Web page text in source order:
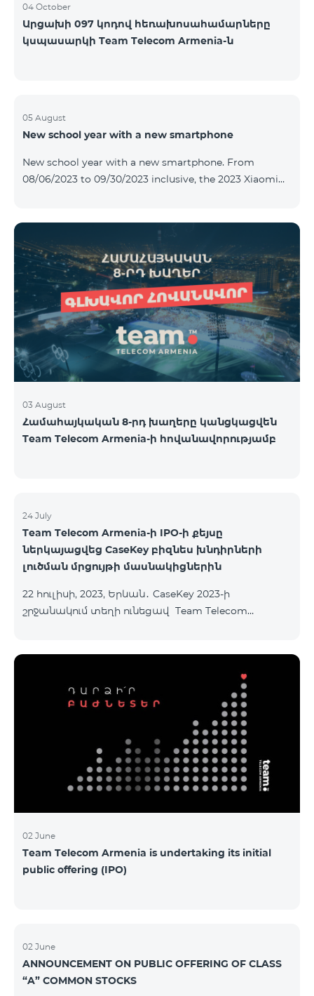
04 October
Արցախի 097 կոդով հեռախոսահամարները
կսպասարկի Team Telecom Armenia-ն
05 August
New school year with a new smartphone
New school year with a new smartphone. From
08/06/2023 to 09/30/2023 inclusive, the 2023 Xiaomi
- the 1st month is free. A smartphone can also be
purchased on credit, starting from 1250 AMD per
month. Bank charges are added to the monthly fee.
Tariff terms are below. Prepaid package Teamtok.
Monthly fee: 2500 AMD 250minutes to RA, Artsakh,
USA and Canada, Beeline Russia and Tele2 mob
03 August
Համահայկական 8-րդ խաղերը կանցկացվեն
Team Telecom Armenia-ի հովանավորությամբ
24 July
Team Telecom Armenia-ի IPO-ի քեյսը
ներկայացվեց CaseKey բիզնես խնդիրների
լուծման մրցույթի մասնակիցներին
22 հուլիսի, 2023, Երևան․ CaseKey 2023-ի
շրջանակում տեղի ունեցավ Team Telecom
երիտասարդներ ծանոթացան առաջնային
հրապարակային տեղաբաշխման բոլոր
մանրամասներին ու թիմերին տրամադրվեց
ընկերության զարգացման ռազմավարական
խնդիրը։ Լուծումներ առաջարկելու համար թիմերն
ունենալու են ընդամենը 72 ժամ։ Հաջողություն
մաղթելով մրցույթի մասնակիցներին Team
Telecom Armenia-ի գլխավոր տնօրեն Հայկ
Եսայանը նշեց, որ
02 June
Team Telecom Armenia is undertaking its initial
public offering (IPO)
02 June
ANNOUNCEMENT ON PUBLIC OFFERING OF CLASS
“A” COMMON STOCKS